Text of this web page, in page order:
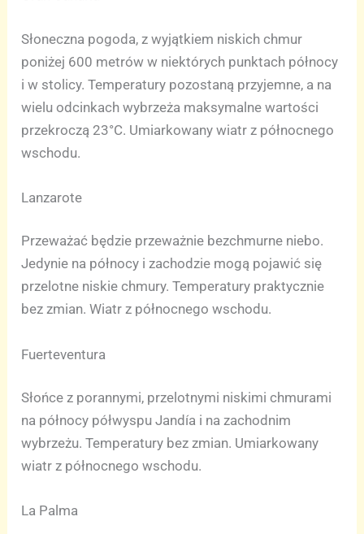
Słoneczna pogoda, z wyjątkiem niskich chmur
poniżej 600 metrów w niektórych punktach północy
i w stolicy. Temperatury pozostaną przyjemne, a na
wielu odcinkach wybrzeża maksymalne wartości
przekroczą 23°C. Umiarkowany wiatr z północnego
wschodu.
Lanzarote
Przeważać będzie przeważnie bezchmurne niebo.
Jedynie na północy i zachodzie mogą pojawić się
przelotne niskie chmury. Temperatury praktycznie
bez zmian. Wiatr z północnego wschodu.
Fuerteventura
Słońce z porannymi, przelotnymi niskimi chmurami
na północy półwyspu Jandía i na zachodnim
wybrzeżu. Temperatury bez zmian. Umiarkowany
wiatr z północnego wschodu.
La Palma